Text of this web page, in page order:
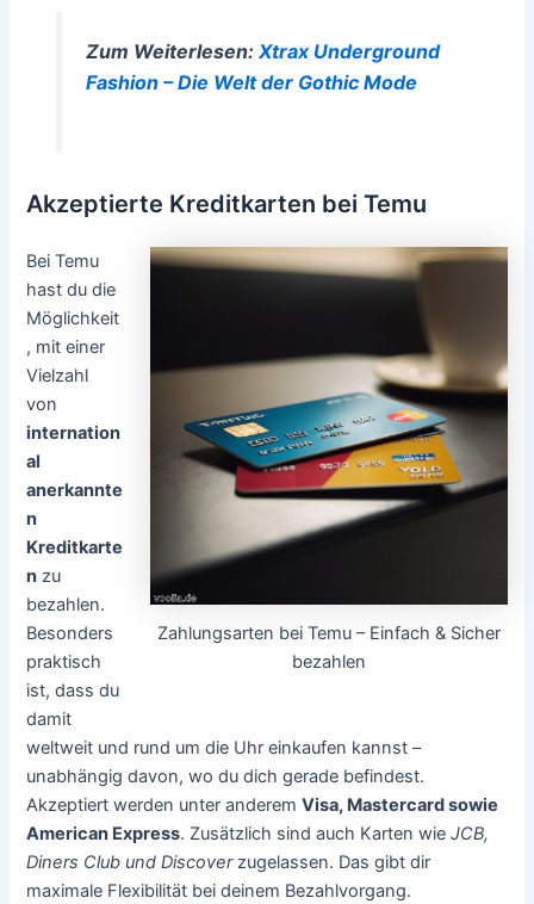
Zum Weiterlesen: Xtrax Underground
Fashion – Die Welt der Gothic Mode
Akzeptierte Kreditkarten bei Temu
Zahlungsarten bei Temu – Einfach & Sicher
bezahlen
Bei Temu
hast du die
Möglichkeit
, mit einer
Vielzahl
von
internation
al
anerkannte
n
Kreditkarte
n zu
bezahlen.
Besonders
praktisch
ist, dass du
damit
weltweit und rund um die Uhr einkaufen kannst –
unabhängig davon, wo du dich gerade befindest.
Akzeptiert werden unter anderemVisa, Mastercard sowie
American Express. Zusätzlich sind auch Karten wieJCB,
Diners Club und Discoverzugelassen. Das gibt dir
maximale Flexibilität bei deinem Bezahlvorgang.